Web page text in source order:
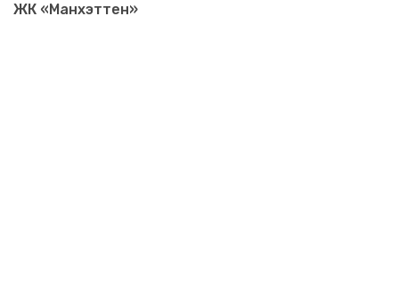
ЖК «Манхэттен»